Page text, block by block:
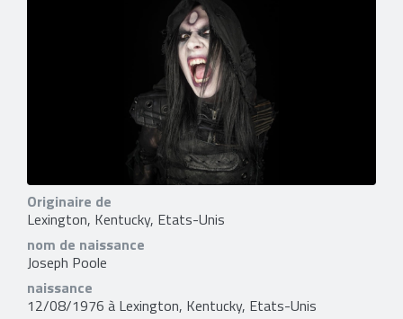
Originaire de
Lexington, Kentucky, Etats-Unis
nom de naissance
Joseph Poole
naissance
12/08/1976 à Lexington, Kentucky, Etats-Unis